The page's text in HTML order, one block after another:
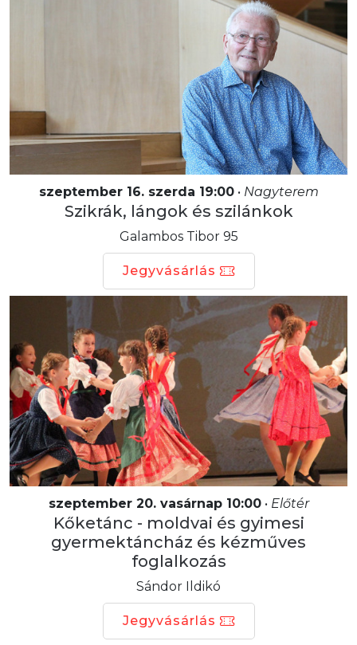
szeptember 16. szerda 19:00• Nagyterem
Szikrák, lángok és szilánkok
Galambos Tibor 95
Jegyvásárlás
szeptember 20. vasárnap 10:00• Előtér
Kőketánc - moldvai és gyimesi
gyermektáncház és kézműves
foglalkozás
Sándor Ildikó
Jegyvásárlás